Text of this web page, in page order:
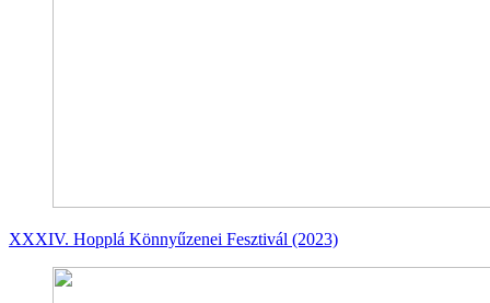
XXXIV. Hopplá Könnyűzenei Fesztivál (2023)